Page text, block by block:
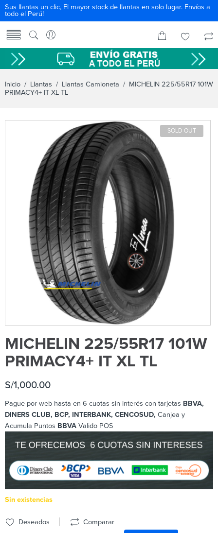
Sus llantas un clic, El mayor stock de llantas en solo lugar. Envíos a
todo el Perú!
Inicio / Llantas / Llantas Camioneta / MICHELIN 225/55R17 101W
PRIMACY4+ IT XL TL
SOLD OUT
MICHELIN 225/55R17 101W
PRIMACY4+ IT XL TL
S/1,000.00
Pague por web hasta en 6 cuotas sin interés con tarjetas BBVA,
DINERS CLUB, BCP, INTERBANK, CENCOSUD, Canjea y
Acumula Puntos BBVA Valido POS
Sin existencias
Deseados Comparar